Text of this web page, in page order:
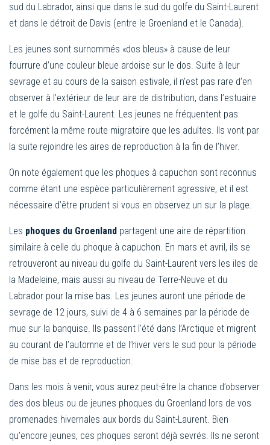
sud du Labrador, ainsi que dans le sud du golfe du Saint-Laurent
et dans le détroit de Davis (entre le Groenland et le Canada).
Les jeunes sont surnommés «dos bleus» à cause de leur
fourrure d’une couleur bleue ardoise sur le dos. Suite à leur
sevrage et au cours de la saison estivale, il n’est pas rare d’en
observer à l’extérieur de leur aire de distribution, dans l’estuaire
et le golfe du Saint-Laurent. Les jeunes ne fréquentent pas
forcément la même route migratoire que les adultes. Ils vont par
la suite rejoindre les aires de reproduction à la fin de l’hiver.
On note également que les phoques à capuchon sont reconnus
comme étant une espèce particulièrement agressive, et il est
nécessaire d’être prudent si vous en observez un sur la plage.
Les phoques du Groenland partagent une aire de répartition
similaire à celle du phoque à capuchon. En mars et avril, ils se
retrouveront au niveau du golfe du Saint-Laurent vers les iles de
la Madeleine, mais aussi au niveau de Terre-Neuve et du
Labrador pour la mise bas. Les jeunes auront une période de
sevrage de 12 jours, suivi de 4 à 6 semaines par la période de
mue sur la banquise. Ils passent l’été dans l’Arctique et migrent
au courant de l’automne et de l’hiver vers le sud pour la période
de mise bas et de reproduction.
Dans les mois à venir, vous aurez peut-être la chance d’observer
des dos bleus ou de jeunes phoques du Groenland lors de vos
promenades hivernales aux bords du Saint-Laurent. Bien
qu’encore jeunes, ces phoques seront déjà sevrés. Ils ne seront